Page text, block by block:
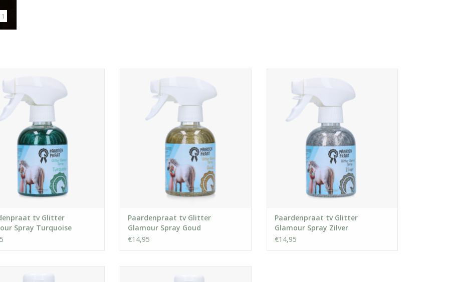
1
laat je paard of pony stralen als
nooit tevoren!
AAN WINKELWAGEN
tv Glitter
Spray Turquoise
TOEVOEGEN AAN WINKELWAGEN
Paardenpraat tv Glitter
Glamour Spray Goud
€14,95
Zilver laat je paard of pony stralen als
TOEVOEGEN AAN WINKELWAGEN
Paardenpraat tv Glitter
Glamour Spray Zilver
€14,95